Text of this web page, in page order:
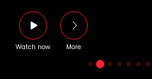
Watch now More